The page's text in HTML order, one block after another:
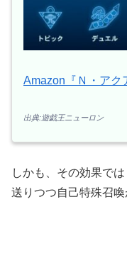
Amazon『Ｎ・アク
出典:遊戯王ニューロン
しかも、その効果で
送りつつ自己特殊召喚